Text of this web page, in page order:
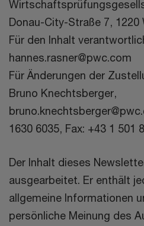
Donau-City-Straße 7, 1220
Für den Inhalt
hannes.rasner@pwc.com
Für Änderungen der
Bruno Knechtsberger,
1630 6035, Fax: +43 1 501
Der Inhalt dieses
ausgearbeitet. Er enthält
allgemeine Informationen
persönliche Meinung des